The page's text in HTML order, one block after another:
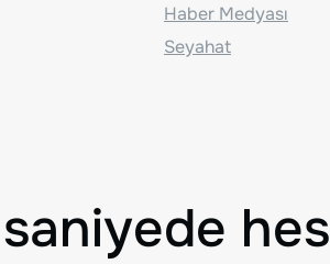
Haber Medyası
Seyahat